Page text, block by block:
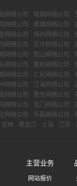
网络公司 增城网络公司
网络公司 南雄网络公司
网络公司 梅州网络公司
网络公司 五华网络公司
网络公司 阳山网络公司
网络公司 蕉岭网络公司
网络公司 仁化网络公司
网络公司 江海网络公司
网络公司 惠东网络公司
网络公司 龙门网络公司
网络公司 乐昌网络公司
吉林 黑龙江 上海 江苏
主营业务
网站报价